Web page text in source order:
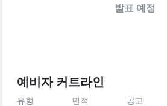
발표 예정
예비자 커트라인
유형 면적 공고